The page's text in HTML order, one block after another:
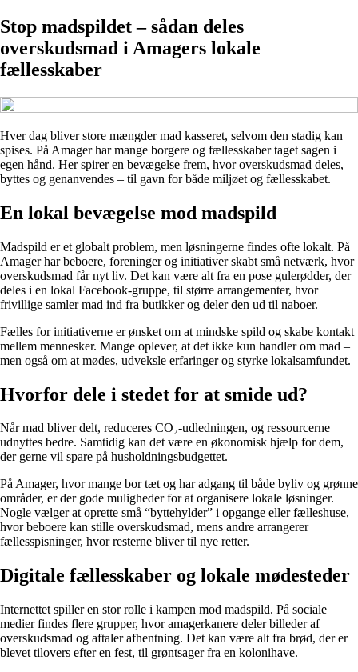
Stop madspildet – sådan deles
overskudsmad i Amagers lokale
fællesskaber
Hver dag bliver store mængder mad kasseret, selvom den stadig kan
spises. På Amager har mange borgere og fællesskaber taget sagen i
egen hånd. Her spirer en bevægelse frem, hvor overskudsmad deles,
byttes og genanvendes – til gavn for både miljøet og fællesskabet.
En lokal bevægelse mod madspild
Madspild er et globalt problem, men løsningerne findes ofte lokalt. På
Amager har beboere, foreninger og initiativer skabt små netværk, hvor
overskudsmad får nyt liv. Det kan være alt fra en pose gulerødder, der
deles i en lokal Facebook-gruppe, til større arrangementer, hvor
frivillige samler mad ind fra butikker og deler den ud til naboer.
Fælles for initiativerne er ønsket om at mindske spild og skabe kontakt
mellem mennesker. Mange oplever, at det ikke kun handler om mad –
men også om at mødes, udveksle erfaringer og styrke lokalsamfundet.
Hvorfor dele i stedet for at smide ud?
Når mad bliver delt, reduceres CO₂-udledningen, og ressourcerne
udnyttes bedre. Samtidig kan det være en økonomisk hjælp for dem,
der gerne vil spare på husholdningsbudgettet.
På Amager, hvor mange bor tæt og har adgang til både byliv og grønne
områder, er der gode muligheder for at organisere lokale løsninger.
Nogle vælger at oprette små “byttehylder” i opgange eller fælleshuse,
hvor beboere kan stille overskudsmad, mens andre arrangerer
fællesspisninger, hvor resterne bliver til nye retter.
Digitale fællesskaber og lokale mødesteder
Internettet spiller en stor rolle i kampen mod madspild. På sociale
medier findes flere grupper, hvor amagerkanere deler billeder af
overskudsmad og aftaler afhentning. Det kan være alt fra brød, der er
blevet tilovers efter en fest, til grøntsager fra en kolonihave.